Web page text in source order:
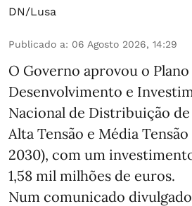
DN/Lusa
Publicado a: 06 Agosto 2026, 14:29
O Governo aprovou o Plano
Desenvolvimento e
Nacional de Distribuição
Alta Tensão e Média
2030), com um
1,58 mil milhões de euros.
Num comunicado